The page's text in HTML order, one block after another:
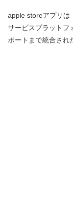
apple storeアプリは
サービスプラットフ
ポートまで統合され